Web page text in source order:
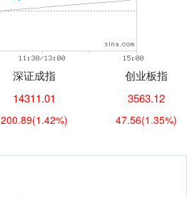
深证成指
14311.01
200.89(1.42%)
创业板指
3563.12
47.56(1.35%)